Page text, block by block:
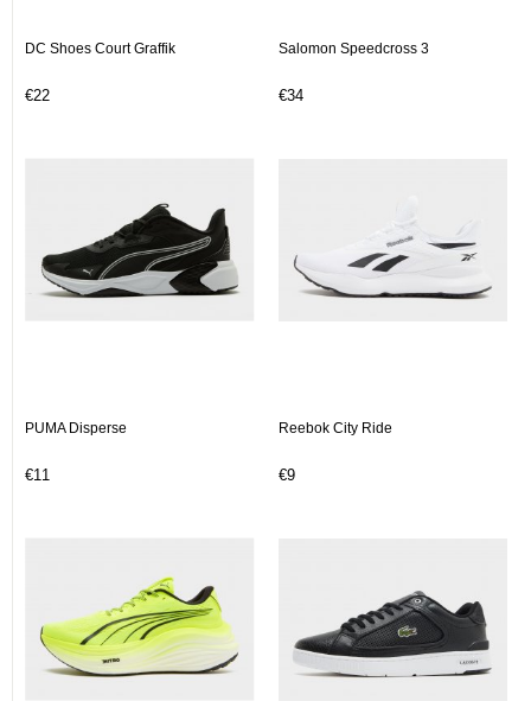
DC Shoes Court Graffik
€22
Salomon Speedcross 3
€34
PUMA Disperse
€11
Reebok City Ride
€9